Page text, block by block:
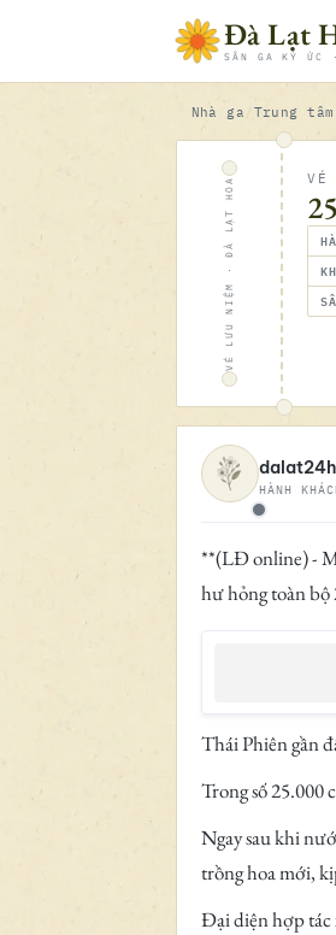
Đà Lạt
SÂN GA KÝ ỨC
Nhà ga Trung
VÉ LƯU NIỆM · ĐÀ LẠT HOA VÉ
Ngoại
HÀNH
**(LĐ online) -
hư hỏng toàn bộ
Thái Phiên gần
Trong số 25.000
Ngay sau khi
trồng hoa mới,
Đại diện hợp tác